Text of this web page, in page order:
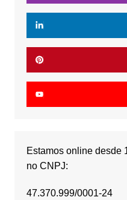
Estamos online desde
no CNPJ:
47.370.999/0001-24